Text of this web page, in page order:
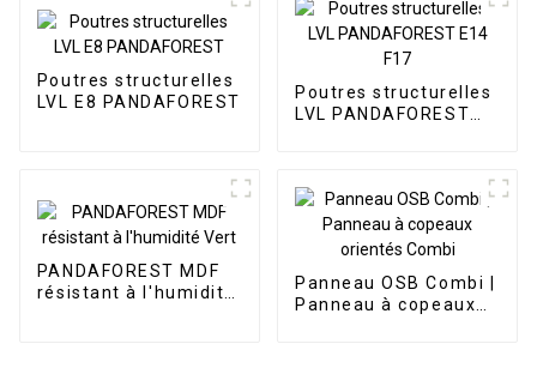
Poutres structurelles
LVL E8 PANDAFOREST
Poutres structurelles
LVL PANDAFOREST
PANDAFOREST MDF
résistant à l'humidité
Panneau OSB Combi |
Panneau à copeaux